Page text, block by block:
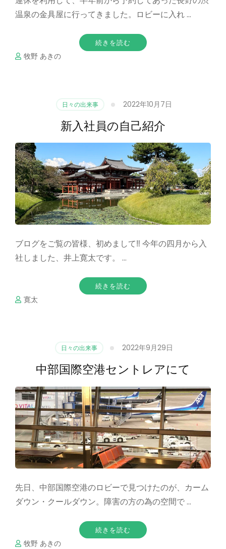
温泉の金具屋に行ってきました。ロビーに入れ …
続きを読む
牧野 あきの
日々の出来事 2022年10月7日
新入社員の自己紹介
ブログをご覧の皆様、初めまして‼ 今年の四月から入
社しました、井上寛太です。 …
続きを読む
寛太
日々の出来事 2022年9月29日
中部国際空港セントレアにて
先日、中部国際空港のロビーで見つけたのが、カーム
ダウン・クールダウン。障害の方の為の空間で …
続きを読む
牧野 あきの